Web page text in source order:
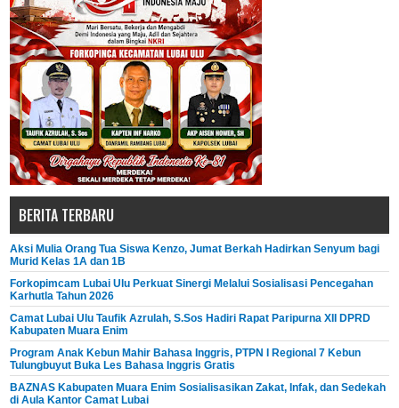
BERITA TERBARU
Aksi Mulia Orang Tua Siswa Kenzo, Jumat Berkah Hadirkan Senyum bagi
Murid Kelas 1A dan 1B
Forkopimcam Lubai Ulu Perkuat Sinergi Melalui Sosialisasi Pencegahan
Karhutla Tahun 2026
Camat Lubai Ulu Taufik Azrulah, S.Sos Hadiri Rapat Paripurna XII DPRD
Kabupaten Muara Enim
Program Anak Kebun Mahir Bahasa Inggris, PTPN I Regional 7 Kebun
Tulungbuyut Buka Les Bahasa Inggris Gratis
BAZNAS Kabupaten Muara Enim Sosialisasikan Zakat, Infak, dan Sedekah
di Aula Kantor Camat Lubai